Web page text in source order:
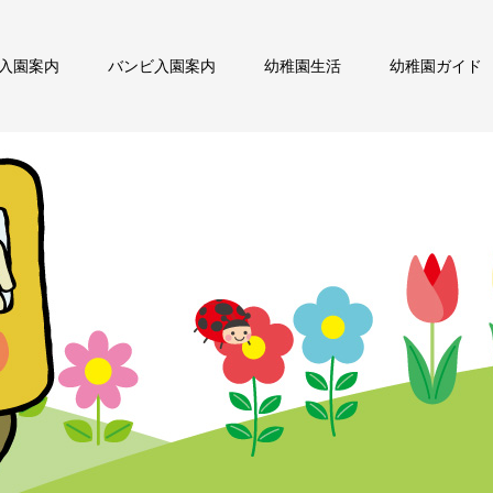
園案内 バンビ入園案内 幼稚園生活 幼稚園ガイド